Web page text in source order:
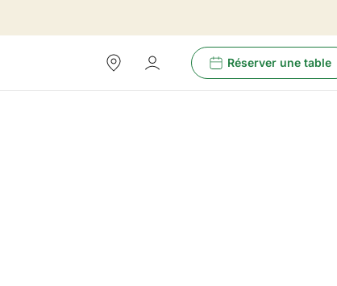
Réserver une table